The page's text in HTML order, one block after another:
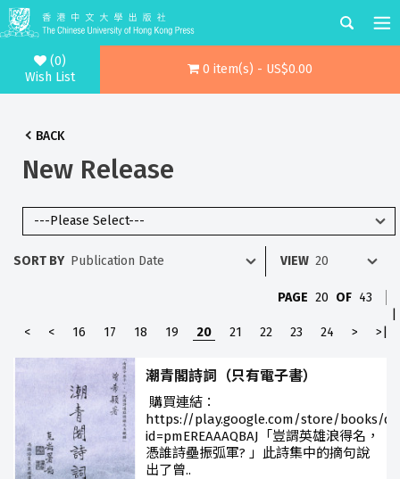
(0)
Wish List
0 item(s) - US$0.00
BACK
New Release
SORT BY VIEW
PAGE 20 OF 43
<
< 16 17 18 19 20 21 22 23 24 > >|
潮青閣詩詞（只有電子書）
購買連結：
https://play.google.com/store/books/
id=pmEREAAAQBAJ「豈謂英雄浪得名，
憑誰詩壘振弧軍? 」此詩集中的摘句說
出了曾..